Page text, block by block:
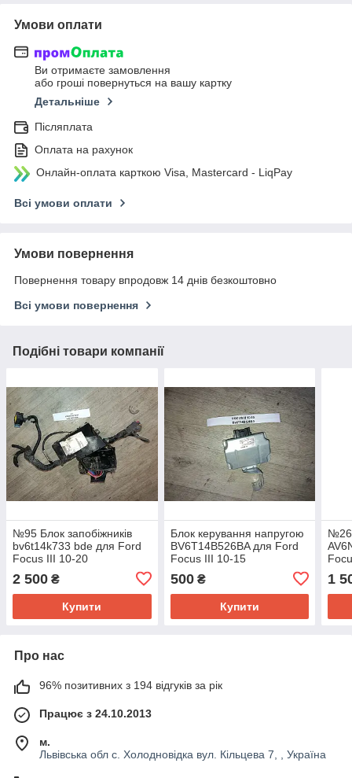
Умови оплати
Ви отримаєте замовлення
або гроші повернуться на вашу картку
Детальніше
Післяплата
Оплата на рахунок
Онлайн-оплата карткою Visa, Mastercard - LiqPay
Всі умови оплати
Умови повернення
Повернення товару впродовж 14 днів безкоштовно
Всі умови повернення
Подібні товари компанії
№95 Блок запобіжників
bv6t14k733 bde для Ford
Focus III 10-20
2 500 ₴
Купити
Блок керування напругою
BV6T14B526BA для Ford
Focus III 10-15
500₴
Купити
1
Про нас
96% позитивних з 194 відгуків за рік
Працює з 24.10.2013
м.
Львівська обл с. Холодновідка вул. Кільцева 7, , Україна